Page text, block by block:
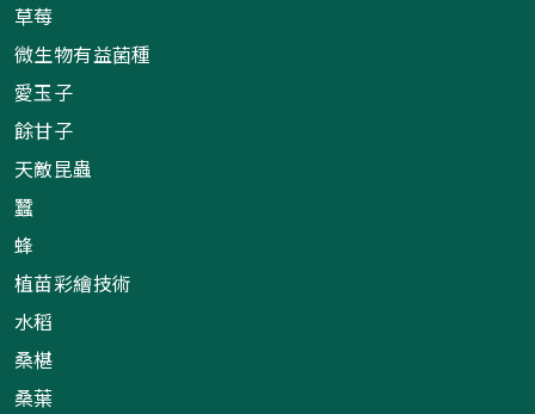
草莓
微生物有益菌種
愛玉子
餘甘子
天敵昆蟲
蠶
蜂
植苗彩繪技術
水稻
桑椹
桑葉